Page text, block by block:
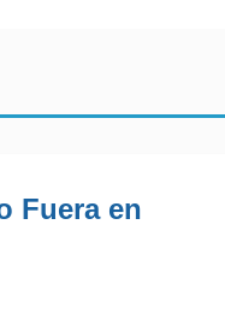
Fuera en